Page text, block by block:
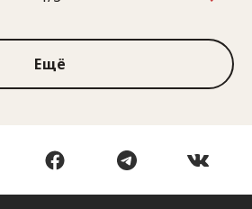
1 из 3
Ещё